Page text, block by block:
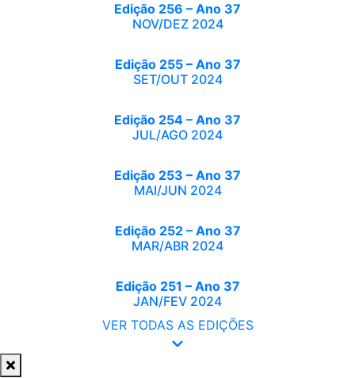
Edição 256 – Ano 37
NOV/DEZ 2024
Edição 255 – Ano 37
SET/OUT 2024
Edição 254 – Ano 37
JUL/AGO 2024
Edição 253 – Ano 37
MAI/JUN 2024
Edição 252 – Ano 37
MAR/ABR 2024
Edição 251 – Ano 37
JAN/FEV 2024
VER TODAS AS EDIÇÕES